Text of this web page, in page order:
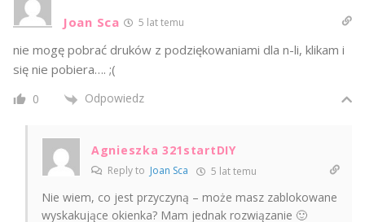
Joan Sca 5 lat temu
nie mogę pobrać druków z podziękowaniami dla n-li, klikam i
się nie pobiera…. ;(
0 Odpowiedz
Agnieszka 321startDIY
Reply to Joan Sca 5 lat temu
Nie wiem, co jest przyczyną – może masz zablokowane
wyskakujące okienka? Mam jednak rozwiązanie 🙂